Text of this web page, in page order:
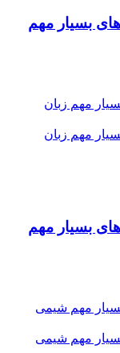
بسیار مهم
بسیار مهم